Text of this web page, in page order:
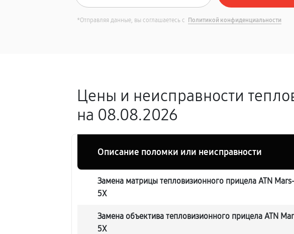
*Отправляя данные, вы соглашаетесь с Политикой конфиденциальности
Цены и неисправности
на 08.08.2026
Описание поломки или неисправности
Замена матрицы тепловизионного прицела ATN
5X
Замена объектива тепловизионного прицела ATN
5X